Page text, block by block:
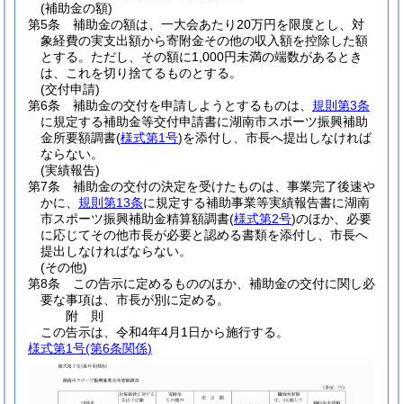
(補助金の額)
第5条
補助金の額は、一大会あたり20万円を限度とし、対
象経費の実支出額から寄附金その他の収入額を控除した額
とする。 ただし、その額に1,000円未満の端数があるとき
は、これを切り捨てるものとする。
(交付申請)
第6条
補助金の交付を申請しようとするものは、 規則第3条
に規定する補助金等交付申請書に湖南市スポーツ振興補助
金所要額調書(様式第1号)を添付し、市長へ提出しなければ
ならない。
(実績報告)
第7条
補助金の交付の決定を受けたものは、事業完了後速や
かに、 規則第13条に規定する補助事業等実績報告書に湖南
市スポーツ振興補助金精算額調書(様式第2号)のほか、必要
に応じてその他市長が必要と認める書類を添付し、市長へ
提出しなければならない。
(その他)
第8条
この告示に定めるもののほか、補助金の交付に関し必
要な事項は、市長が別に定める。
附 則
この告示は、令和4年4月1日から施行する。
様式第1号(第6条関係)